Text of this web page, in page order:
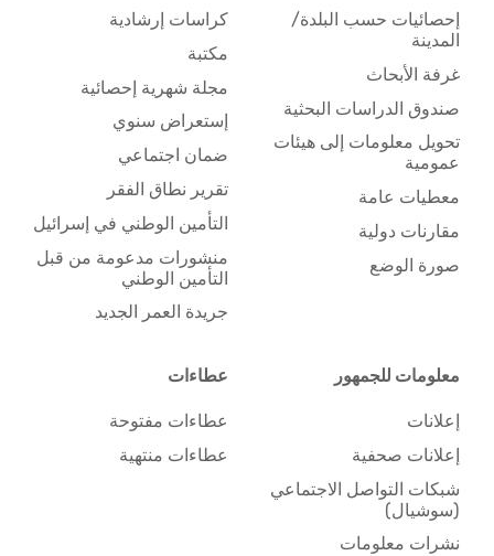
إحصائيات حسب البلدة/
المدينة
غرفة الأبحاث
صندوق الدراسات البحثية
تحويل معلومات إلى هيئات
عمومية
معطيات عامة
مقارنات دولية
صورة الوضع
كراسات إرشادية
مكتبة
مجلة شهرية إحصائية
إستعراض سنوي
ضمان اجتماعي
تقرير نطاق الفقر
التأمين الوطني في إسرائيل
منشورات مدعومة من قبل
التأمين الوطني
جريدة العمر الجديد
معلومات للجمهور
إعلانات
إعلانات صحفية
شبكات التواصل الاجتماعي
(سوشيال)
نشرات معلومات
عطاءات
عطاءات مفتوحة
عطاءات منتهية